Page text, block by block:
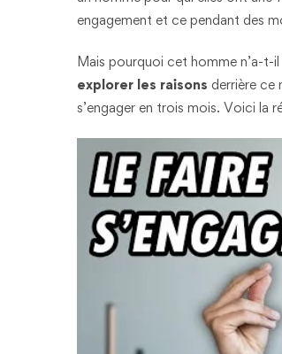
engagement et ce pendant des
Mais pourquoi cet homme n’a-t-
explorer les raisons derrière ce
s’engager en trois mois. Voici la